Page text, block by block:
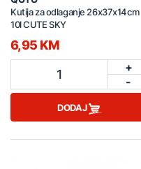
Kutija za odlaganje 26x37x14cm
10l CUTE SKY
6,95 KM
1
+
-
DODAJ